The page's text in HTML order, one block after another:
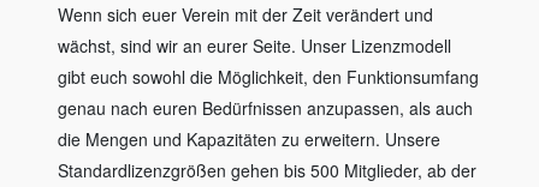
Wenn sich euer Verein mit der Zeit verändert und
wächst, sind wir an eurer Seite. Unser Lizenzmodell
gibt euch sowohl die Möglichkeit, den Funktionsumfang
genau nach euren Bedürfnissen anzupassen, als auch
die Mengen und Kapazitäten zu erweitern. Unsere
Standardlizenzgrößen gehen bis 500 Mitglieder, ab der